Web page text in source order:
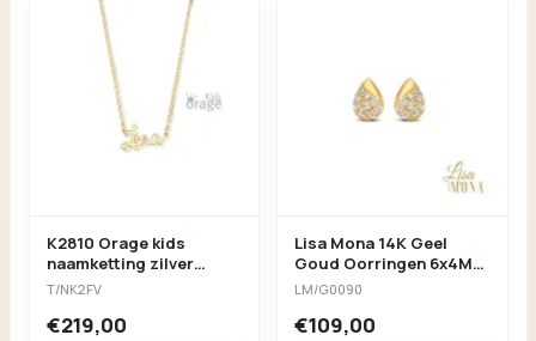
K2810 Orage kids
naamketting zilver
verguld geel met forçat
T/NK2FV
€219,00
Lisa Mona 14K Geel
Goud Oorringen 6x4MM
Druppel 1,1MM Wit
LM/G0090
€109,00